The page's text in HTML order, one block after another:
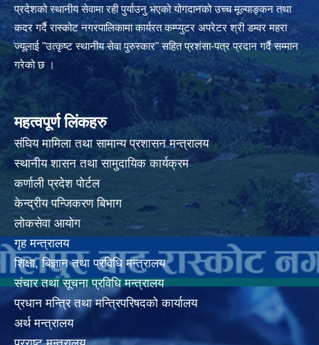
प्रदेशको स्थानीय सेवामा रही पुर्याउनु भएको योगदानको उच्च मूल्याङ्कन तथा
कदर गर्दै रास्कोट नगरपालिकामा कार्यरत कम्प्युटर अपरेटर श्री डम्वर महरा
ज्यूलाई "उत्कृष्ट स्थानीय सेवा पुरुस्कार" सहित प्रशंसा-पत्र प्रदान गर्दै सम्मान
गरेको छ ।
महत्वपूर्ण लिंकहरु
संघिय मामिला तथा सामान्य प्रशासन मन्त्रालय
स्थानीय शासन तथा सामुदायिक कार्यक्रम
कर्णाली प्रदेश पोर्टल
केन्द्रीय पन्जिकरण बिभाग
लोकसेवा आयोग
गृह मन्त्रालय
शिक्षा, बिज्ञान तथा प्रविधि मन्त्रालय
संचार तथा सूचना प्रविधि मन्त्रालय
प्रधान मन्त्रि तथा मन्त्रिपरिषदको कार्यालय
अर्थ मन्त्रालय